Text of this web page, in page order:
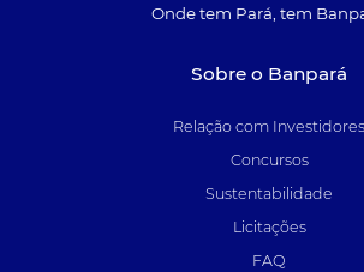
Onde tem Pará, tem
Sobre o Banpará
Relação com Investidores
Concursos
Sustentabilidade
Licitações
FAQ